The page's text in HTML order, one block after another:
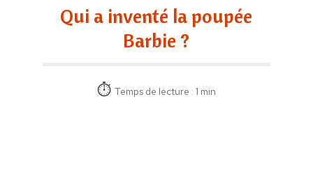
Qui a inventé la poupée
Barbie ?
Temps de lecture : 1 min